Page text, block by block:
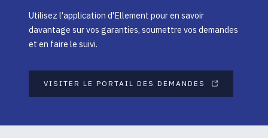
Utilisez l'application d'Ellement pour en savoir
davantage sur vos garanties, soumettre vos demandes
et en faire le suivi.
VISITER LE PORTAIL DES DEMANDES